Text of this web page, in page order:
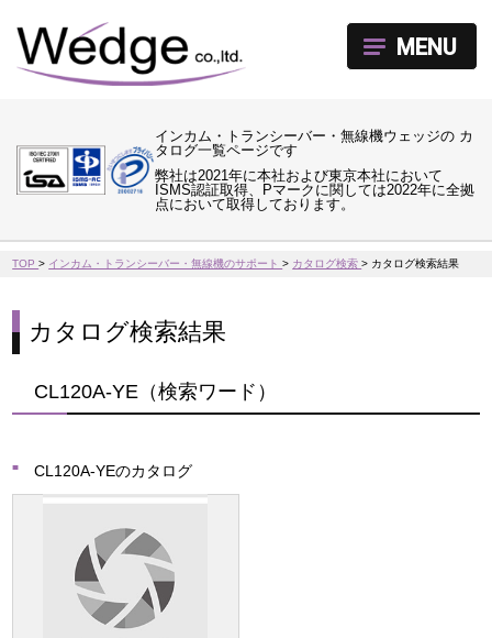
インカム・トランシーバー・無線機ウェッジの カ
タログ一覧ページです
弊社は2021年に本社および東京本社において
ISMS認証取得、Pマークに関しては2022年に全拠
点において取得しております。
MENU
TOP> インカム・トランシーバー・無線機のサポート> カタログ検索> カタログ検索結果
カタログ検索結果
CL120A-YE（検索ワード）
CL120A-YEのカタログ